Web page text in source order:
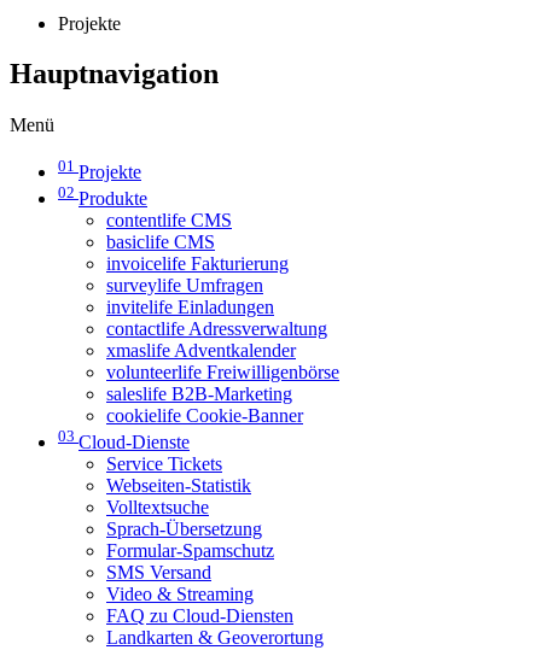
Projekte
Hauptnavigation
Menü
01 Projekte
02 Produkte
contentlife CMS
basiclife CMS
invoicelife Fakturierung
surveylife Umfragen
invitelife Einladungen
contactlife Adressverwaltung
xmaslife Adventkalender
volunteerlife Freiwilligenbörse
saleslife B2B-Marketing
cookielife Cookie-Banner
03 Cloud-Dienste
Service Tickets
Webseiten-Statistik
Volltextsuche
Sprach-Übersetzung
Formular-Spamschutz
SMS Versand
Video & Streaming
FAQ zu Cloud-Diensten
Landkarten & Geoverortung